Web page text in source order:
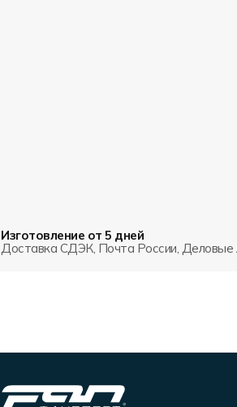
Изготовление от 5 дней
Доставка СДЭК, Почта России, Деловые